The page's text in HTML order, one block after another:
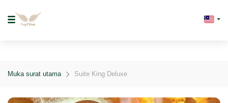
Muka surat utama Suite King Deluxe